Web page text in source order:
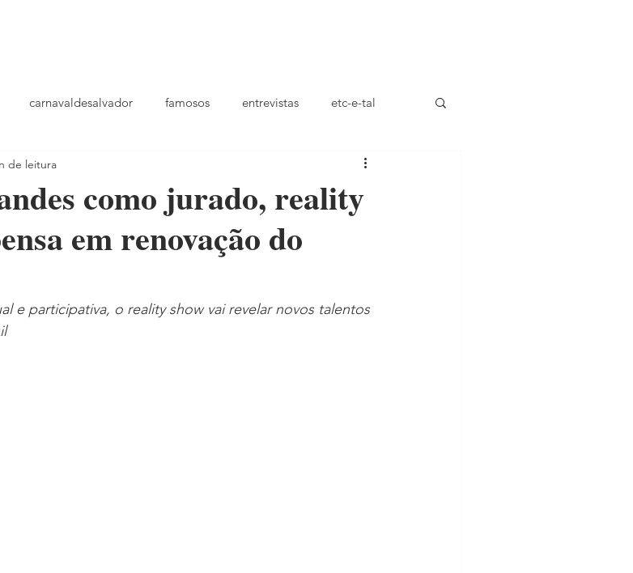
carnavaldesalvador famosos entrevistas etc-e-tal
como jurado, reality
em renovação do
de leitura
e participativa, o reality show vai revelar novos talentos